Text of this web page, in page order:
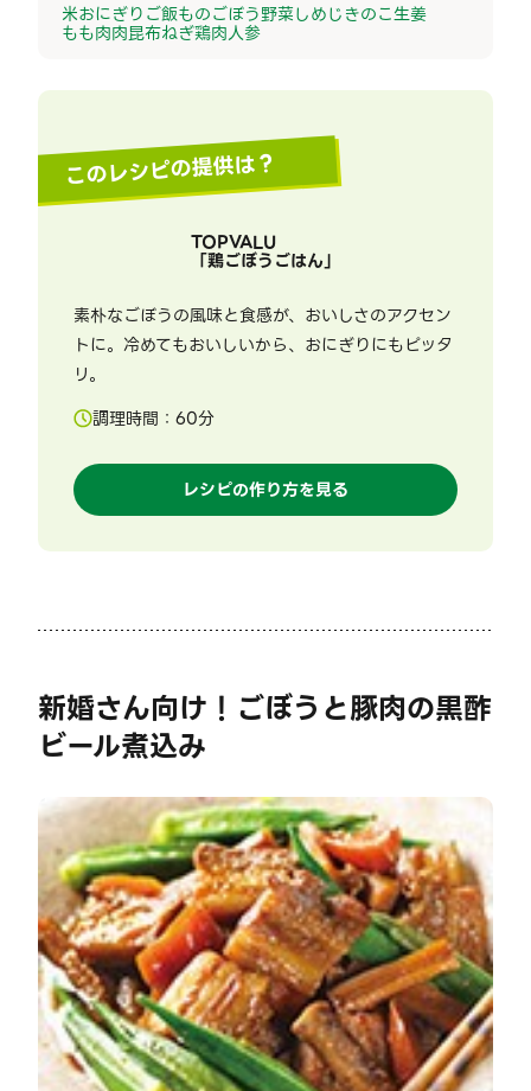
米おにぎりご飯ものごぼう野菜しめじきのこ生姜
もも肉肉昆布ねぎ鶏肉人参
このレシピの提供は？
TOPVALU
「鶏ごぼうごはん」
素朴なごぼうの風味と食感が、おいしさのアクセン
トに。冷めてもおいしいから、おにぎりにもピッタ
リ。
調理時間： 60分
レシピの作り方を見る
新婚さん向け！ごぼうと豚肉の黒酢
ビール煮込み